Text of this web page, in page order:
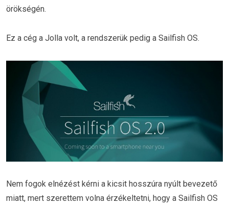
örökségén.
Ez a cég a Jolla volt, a rendszerük pedig a Sailfish OS.
Nem fogok elnézést kérni a kicsit hosszúra nyúlt bevezető
miatt, mert szerettem volna érzékeltetni, hogy a Sailfish OS